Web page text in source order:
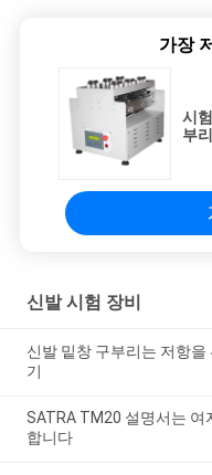
가장
시
부
신발 시험 장비
신발 밑창 구부리는 저항을
기
SATRA TM20 설명서는 여
합니다